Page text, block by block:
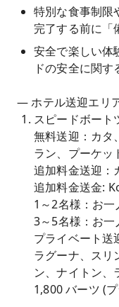
特別な食事制限
完了する前に「
安全で楽しい体
ドの安全に関す
— ホテル送迎エリ
スピードボート
無料送迎：カタ
ラン、プーケッ
追加料金送迎：
追加料金送金:
1～2名様：お
3～5名様：お
プライベート送
ラグーナ、スリ
ン、ナイトン、
1,800 バーツ (